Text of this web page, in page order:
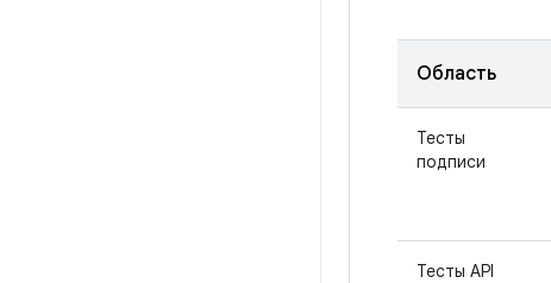
Область
Тесты
подписи
Тесты API